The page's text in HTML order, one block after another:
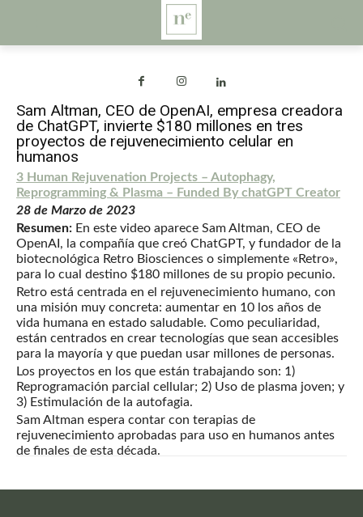
Sam Altman, CEO de OpenAI, empresa creadora
de ChatGPT, invierte $180 millones en tres
proyectos de rejuvenecimiento celular en
humanos
3 Human Rejuvenation Projects – Autophagy,
Reprogramming & Plasma – Funded By chatGPT Creator
28 de Marzo de 2023
Resumen: En este video aparece Sam Altman, CEO de
OpenAI, la compañía que creó ChatGPT, y fundador de la
biotecnológica Retro Biosciences o simplemente «Retro»,
para lo cual destino $180 millones de su propio pecunio.
Retro está centrada en el rejuvenecimiento humano, con
una misión muy concreta: aumentar en 10 los años de
vida humana en estado saludable. Como peculiaridad,
están centrados en crear tecnologías que sean accesibles
para la mayoría y que puedan usar millones de personas.
Los proyectos en los que están trabajando son: 1)
Reprogramación parcial cellular; 2) Uso de plasma joven; y
3) Estimulación de la autofagia.
Sam Altman espera contar con terapias de
rejuvenecimiento aprobadas para uso en humanos antes
de finales de esta década.